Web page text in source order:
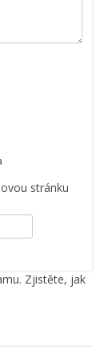
stránku
Zjistěte, jak